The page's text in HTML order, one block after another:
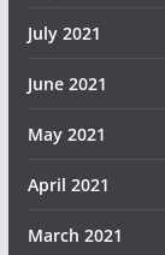
July 2021
June 2021
May 2021
April 2021
March 2021